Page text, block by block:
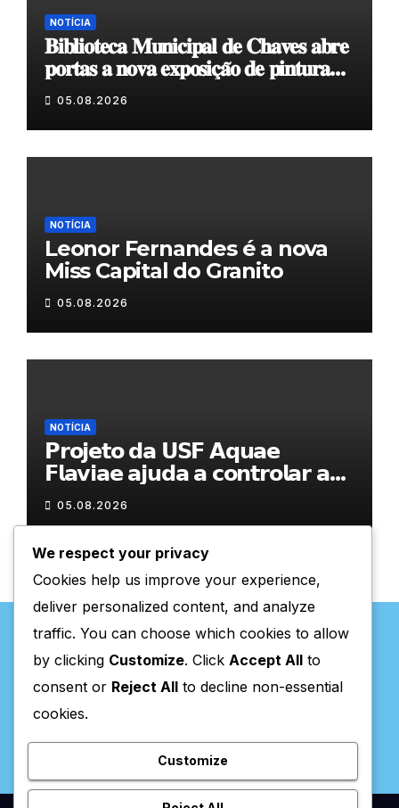
NOTÍCIA
𝐁𝐢𝐛𝐥𝐢𝐨𝐭𝐞𝐜𝐚 𝐌𝐮𝐧𝐢𝐜𝐢𝐩𝐚𝐥 𝐝𝐞 𝐂𝐡𝐚𝐯𝐞𝐬 𝐚𝐛𝐫𝐞
𝐩𝐨𝐫𝐭𝐚𝐬 𝐚 𝐧𝐨𝐯𝐚 𝐞𝐱𝐩𝐨𝐬𝐢𝐜̧𝐚̃𝐨 𝐝𝐞 𝐩𝐢𝐧𝐭𝐮𝐫𝐚
𝐝𝐮𝐫𝐚𝐧𝐭𝐞 𝐨 𝐦𝐞̂𝐬 𝐝𝐞 𝐚𝐠𝐨𝐬𝐭𝐨
05.08.2026
NOTÍCIA
Leonor Fernandes é a nova
Miss Capital do Granito
05.08.2026
NOTÍCIA
𝗣𝗿𝗼𝗷𝗲𝘁𝗼 𝗱𝗮 𝗨𝗦𝗙 𝗔𝗾𝘂𝗮𝗲
𝗙𝗹𝗮𝘃𝗶𝗮𝗲 𝗮𝗷𝘂𝗱𝗮 𝗮 𝗰𝗼𝗻𝘁𝗿𝗼𝗹𝗮𝗿 𝗮
𝗮𝗻𝘀𝗶𝗲𝗱𝗮𝗱𝗲
05.08.2026
Valpaços Online
We respect your privacy
Cookies help us improve your experience,
deliver personalized content, and analyze
traffic. You can choose which cookies to allow
by clicking Customize. Click Accept All to
consent or Reject All to decline non-essential
cookies.
Customize